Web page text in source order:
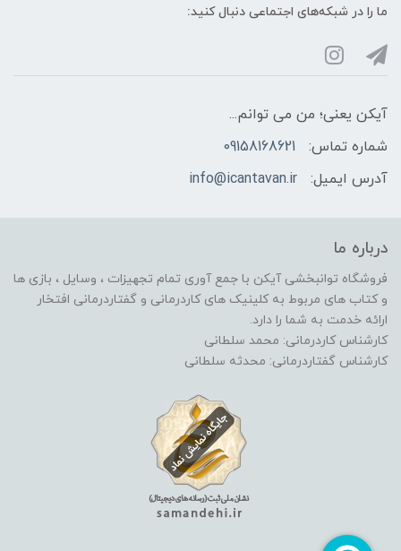
ما را در شبکه‌های اجتماعی دنبال کنید:
آیکن یعنی؛ من می توانم...
شماره تماس:
09158168621
آدرس ایمیل:
info@icantavan.ir
درباره ما
فروشگاه توانبخشی آیکن با جمع آوری تمام تجهیزات ، وسایل ، بازی ها
و کتاب های مربوط به کلینیک های کاردرمانی و گفتاردرمانی افتخار
ارائه خدمت به شما را دارد.
کارشناس کاردرمانی: محمد سلطانی
کارشناس گفتاردرمانی: محدثه سلطانی